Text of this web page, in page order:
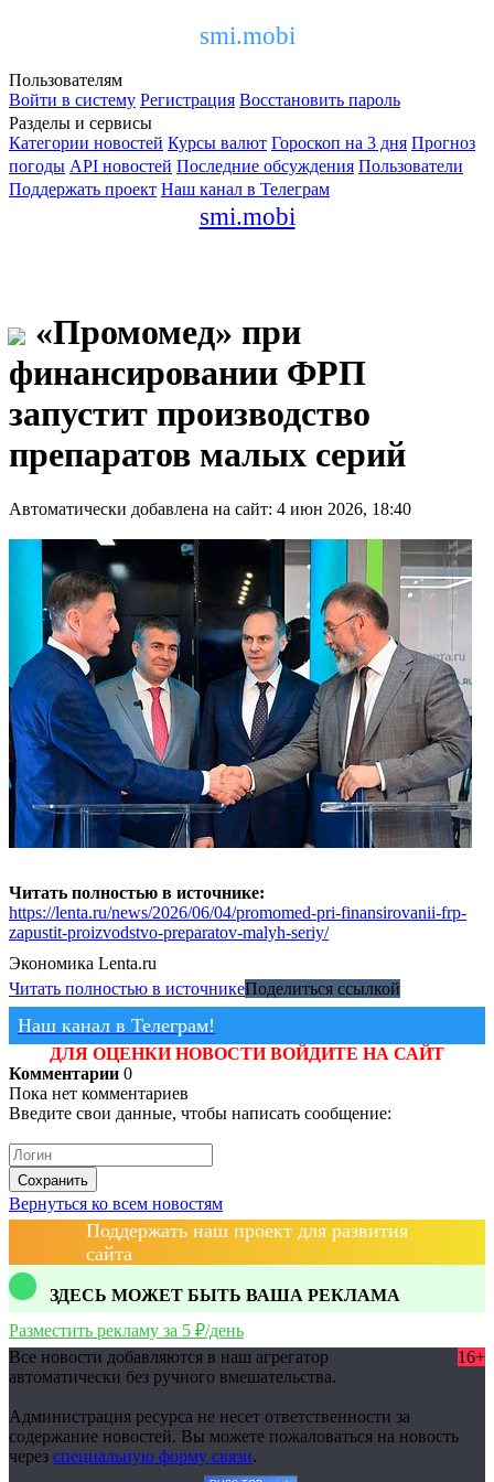
smi.mobi
Пользователям
Войти в систему Регистрация Восстановить пароль
Разделы и сервисы
Категории новостей Курсы валют Гороскоп на 3 дня Прогноз
погоды API новостей Последние обсуждения Пользователи
Поддержать проект Наш канал в Телеграм
smi.mobi
«Промомед» при
финансировании ФРП
запустит производство
препаратов малых серий
Автоматически добавлена на сайт: 4 июн 2026, 18:40
Читать полностью в источнике:
https://lenta.ru/news/2026/06/04/promomed-pri-finansirovanii-frp-
zapustit-proizvodstvo-preparatov-malyh-seriy/
Экономика Lenta.ru
Читать полностью в источникеПоделиться ссылкой
Наш канал в Телеграм!
ДЛЯ ОЦЕНКИ НОВОСТИ ВОЙДИТЕ НА САЙТ
Комментарии 0
Пока нет комментариев
Введите свои данные, чтобы написать сообщение:
Сохранить
Вернуться ко всем новостям
Поддержать наш проект для развития
сайта
ЗДЕСЬ МОЖЕТ БЫТЬ ВАША РЕКЛАМА
Разместить рекламу за 5 ₽/день
Все новости добавляются в наш агрегатор
автоматически без ручного вмешательства.
16+
Администрация ресурса не несет ответственности за
содержание новостей. Вы можете пожаловаться на новость
через специальную форму связи.